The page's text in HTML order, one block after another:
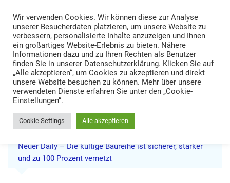
content
TRANS LOGISTIK NEWS
Technik • Kompetenz • Management
Neuer Daily – Die kultige Baureihe ist sicherer, stärker
und zu 100 Prozent vernetzt
Wir verwenden Cookies. Wir können diese zur Analyse
unserer Besucherdaten platzieren, um unsere Website zu
verbessern, personalisierte Inhalte anzuzeigen und Ihnen
ein großartiges Website-Erlebnis zu bieten. Nähere
Informationen dazu und zu Ihren Rechten als Benutzer
finden Sie in unserer Datenschutzerklärung. Klicken Sie auf
„Alle akzeptieren“, um Cookies zu akzeptieren und direkt
unsere Website besuchen zu können. Mehr über unsere
verwendeten Dienste erfahren Sie unter den „Cookie-
Einstellungen“.
Cookie Settings Alle akzeptieren